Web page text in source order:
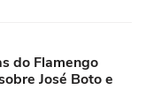
do Flamengo
José Boto e